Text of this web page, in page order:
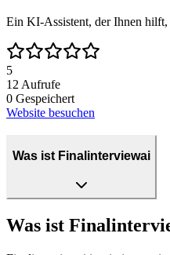
Ein KI-Assistent, der Ihnen hilft,
5
12 Aufrufe
0 Gespeichert
Website besuchen
Was ist Finalinterviewai
Was ist